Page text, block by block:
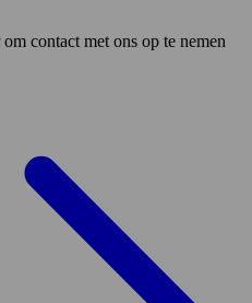
contact met ons op te nemen